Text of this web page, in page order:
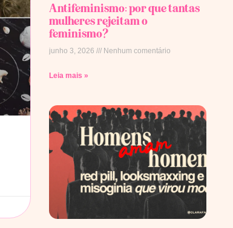
Antifeminismo: por que tantas
mulheres rejeitam o
feminismo?
junho 3, 2026 Nenhum comentário
Leia mais »